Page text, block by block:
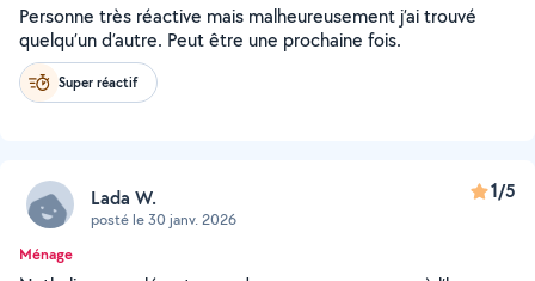
Personne très réactive mais malheureusement j’ai trouvé
quelqu’un d’autre. Peut être une prochaine fois.
Super réactif
Lada W.
posté le 30 janv. 2026
1/5
Ménage